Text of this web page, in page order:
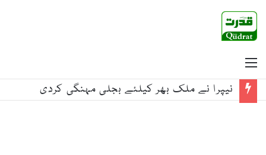
نیپرا نے ملک بھر کیلئے بجلی مہنگی کردی